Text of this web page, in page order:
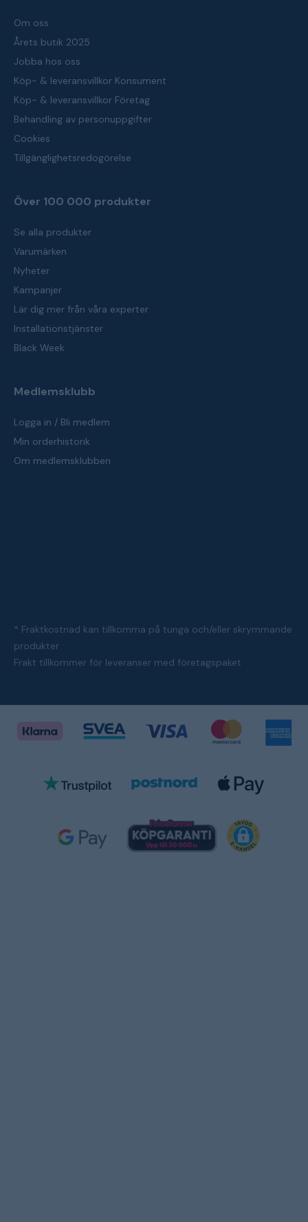
Om oss
Årets butik 2025
Jobba hos oss
Köp- & leveransvillkor Konsument
Köp- & leveransvillkor Företag
Behandling av personuppgifter
Cookies
Tillgänglighetsredogörelse
Över 100 000 produkter
Se alla produkter
Varumärken
Nyheter
Kampanjer
Lär dig mer från våra experter
Installationstjänster
Black Week
Medlemsklubb
Logga in / Bli medlem
Min orderhistorik
Om medlemsklubben
* Fraktkostnad kan tillkomma på tunga och/eller skrymmande
produkter
Frakt tillkommer för leveranser med företagspaket